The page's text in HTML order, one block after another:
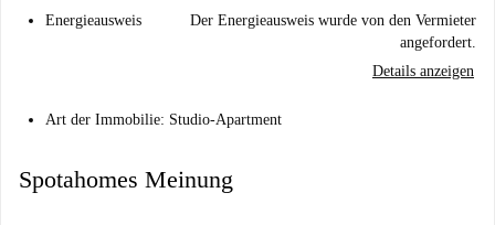
Energieausweis
Der Energieausweis wurde von den Vermieter
angefordert.
Details anzeigen
Art der Immobilie: Studio-Apartment
Spotahomes Meinung